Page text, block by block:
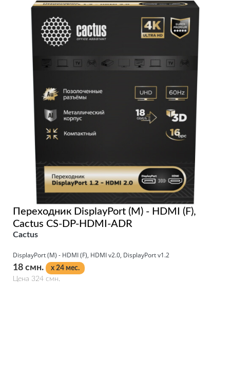
Переходник DisplayPort (M) - HDMI (F),
Cactus CS-DP-HDMI-ADR
Cactus
DisplayPort (M) - HDMI (F), HDMI v2.0, DisplayPort v1.2
18 смн.
x 24 мес.
Цена 324 смн.